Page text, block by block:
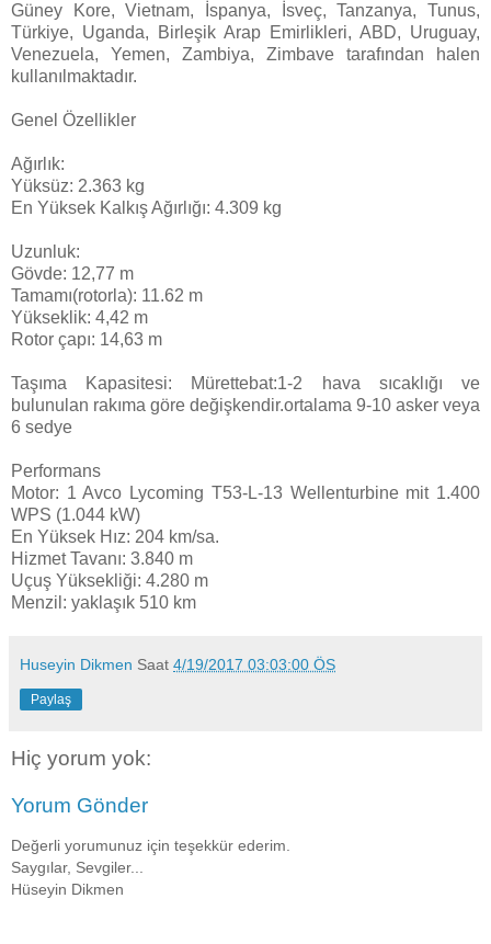
Güney Kore, Vietnam, İspanya, İsveç, Tanzanya, Tunus,
Türkiye, Uganda, Birleşik Arap Emirlikleri, ABD, Uruguay,
Venezuela, Yemen, Zambiya, Zimbave tarafından halen
kullanılmaktadır.
Genel Özellikler
Ağırlık:
Yüksüz: 2.363 kg
En Yüksek Kalkış Ağırlığı: 4.309 kg
Uzunluk:
Gövde: 12,77 m
Tamamı(rotorla): 11.62 m
Yükseklik: 4,42 m
Rotor çapı: 14,63 m
Taşıma Kapasitesi: Mürettebat:1-2 hava sıcaklığı ve
bulunulan rakıma göre değişkendir.ortalama 9-10 asker veya
6 sedye
Performans
Motor: 1 Avco Lycoming T53-L-13 Wellenturbine mit 1.400
WPS (1.044 kW)
En Yüksek Hız: 204 km/sa.
Hizmet Tavanı: 3.840 m
Uçuş Yüksekliği: 4.280 m
Menzil: yaklaşık 510 km
Huseyin Dikmen Saat 4/19/2017 03:03:00 ÖS
Paylaş
Hiç yorum yok:
Yorum Gönder
Değerli yorumunuz için teşekkür ederim.
Saygılar, Sevgiler...
Hüseyin Dikmen